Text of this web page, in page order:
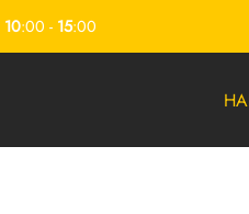
10:00 - 15:00